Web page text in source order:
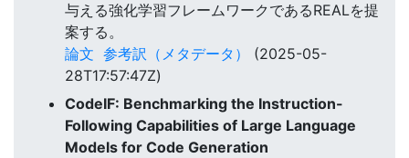
与える強化学習フレームワークであるREALを提
案する。
論文 参考訳（メタデータ）
(2025-05-
28T17:57:47Z)
CodeIF: Benchmarking the Instruction-
Following Capabilities of Large Language
Models for Code Generation